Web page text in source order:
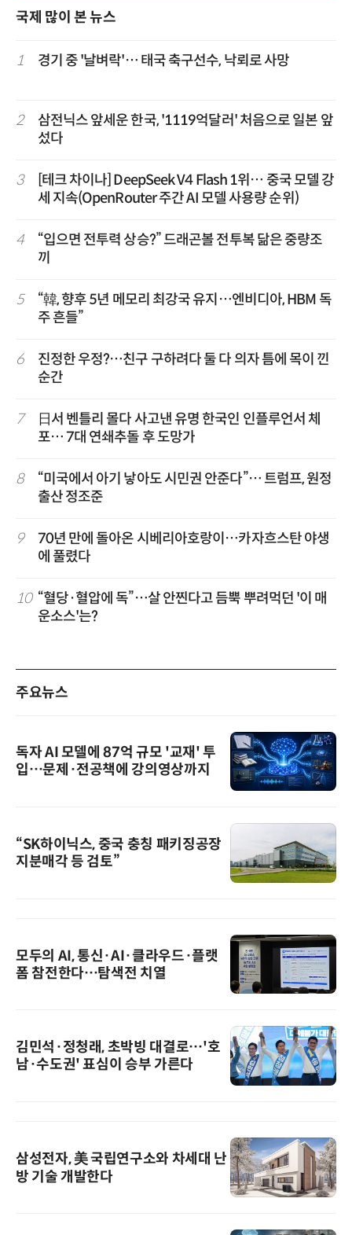
국제 많이 본 뉴스
1 경기 중 '날벼락'… 태국 축구선수, 낙뢰로 사망
2
삼전닉스 앞세운 한국, '1119억달러' 처음으로 일본 앞
섰다
3
[테크 차이나] DeepSeek V4 Flash 1위… 중국 모델 강
세 지속(OpenRouter 주간 AI 모델 사용량 순위)
4
“입으면 전투력 상승?” 드래곤볼 전투복 닮은 중량조
끼
5
“韓, 향후 5년 메모리 최강국 유지…엔비디아, HBM 독
주 흔들”
6
진정한 우정?…친구 구하려다 둘 다 의자 틈에 목이 낀
순간
7
日서 벤틀리 몰다 사고낸 유명 한국인 인플루언서 체
포… 7대 연쇄추돌 후 도망가
8
“미국에서 아기 낳아도 시민권 안준다”… 트럼프, 원정
출산 정조준
9
70년 만에 돌아온 시베리아호랑이…카자흐스탄 야생
에 풀렸다
10 “혈당·혈압에 독”…살 안찐다고 듬뿍 뿌려먹던 '이 매
운소스'는?
주요뉴스
독자 AI 모델에 87억 규모 '교재' 투
입…문제·전공책에 강의영상까지
“SK하이닉스, 중국 충칭 패키징공장
지분매각 등 검토”
모두의 AI, 통신·AI·클라우드·플랫
폼 참전한다…탐색전 치열
김민석·정청래, 초박빙 대결로…'호
남·수도권' 표심이 승부 가른다
삼성전자, 美 국립연구소와 차세대 난
방 기술 개발한다